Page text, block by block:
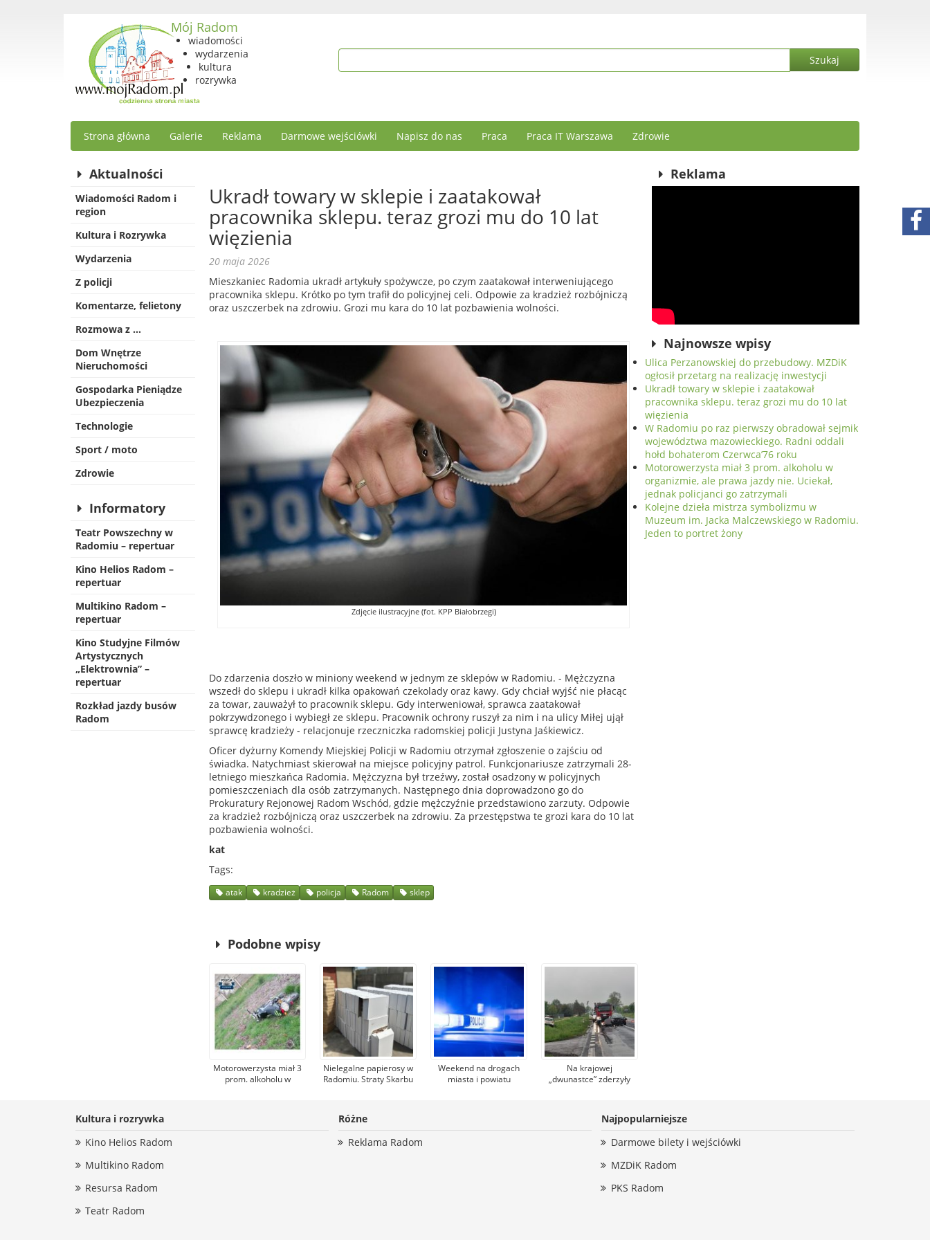
Mój Radom
wiadomości
wydarzenia
kultura
rozrywka
Strona główna Galerie Reklama Darmowe wejściówki Napisz do nas Praca Praca IT Warszawa Zdrowie
Aktualności
Wiadomości Radom i
region
Kultura i Rozrywka
Wydarzenia
Z policji
Komentarze, felietony
Rozmowa z …
Dom Wnętrze
Nieruchomości
Gospodarka Pieniądze
Ubezpieczenia
Technologie
Sport / moto
Zdrowie
Informatory
Teatr Powszechny w
Radomiu – repertuar
Kino Helios Radom –
repertuar
Multikino Radom –
repertuar
Kino Studyjne Filmów
Artystycznych
„Elektrownia” –
repertuar
Rozkład jazdy busów
Radom
Ukradł towary w sklepie i zaatakował
pracownika sklepu. teraz grozi mu do 10 lat
więzienia
20 maja 2026
Mieszkaniec Radomia ukradł artykuły spożywcze, po czym zaatakował interweniującego
pracownika sklepu. Krótko po tym trafił do policyjnej celi. Odpowie za kradzież rozbójniczą
oraz uszczerbek na zdrowiu. Grozi mu kara do 10 lat pozbawienia wolności.
Zdjęcie ilustracyjne (fot. KPP Białobrzegi)
Do zdarzenia doszło w miniony weekend w jednym ze sklepów w Radomiu. - Mężczyzna
wszedł do sklepu i ukradł kilka opakowań czekolady oraz kawy. Gdy chciał wyjść nie płacąc
za towar, zauważył to pracownik sklepu. Gdy interweniował, sprawca zaatakował
pokrzywdzonego i wybiegł ze sklepu. Pracownik ochrony ruszył za nim i na ulicy Miłej ujął
sprawcę kradzieży - relacjonuje rzeczniczka radomskiej policji Justyna Jaśkiewicz.
Oficer dyżurny Komendy Miejskiej Policji w Radomiu otrzymał zgłoszenie o zajściu od
świadka. Natychmiast skierował na miejsce policyjny patrol. Funkcjonariusze zatrzymali 28-
letniego mieszkańca Radomia. Mężczyzna był trzeźwy, został osadzony w policyjnych
pomieszczeniach dla osób zatrzymanych. Następnego dnia doprowadzono go do
Prokuratury Rejonowej Radom Wschód, gdzie mężczyźnie przedstawiono zarzuty. Odpowie
za kradzież rozbójniczą oraz uszczerbek na zdrowiu. Za przestępstwa te grozi kara do 10 lat
pozbawienia wolności.
kat
Tags
atak kradzież policja Radom sklep
Podobne wpisy
Motorowerzysta miał 3
prom. alkoholu w
Nielegalne papierosy w
Radomiu. Straty Skarbu
Weekend na drogach
miasta i powiatu
Na krajowej
„dwunastce” zderzyły
przewiezionych do
szpitala
Reklama
Najnowsze wpisy
Ulica Perzanowskiej do przebudowy. MZDiK
ogłosił przetarg na realizację inwestycji
Ukradł towary w sklepie i zaatakował
pracownika sklepu. teraz grozi mu do 10 lat
więzienia
W Radomiu po raz pierwszy obradował sejmik
województwa mazowieckiego. Radni oddali
hołd bohaterom Czerwca’76 roku
Motorowerzysta miał 3 prom. alkoholu w
organizmie, ale prawa jazdy nie. Uciekał,
jednak policjanci go zatrzymali
Kolejne dzieła mistrza symbolizmu w
Muzeum im. Jacka Malczewskiego w Radomiu.
Jeden to portret żony
Kultura i rozrywka
Kino Helios Radom
Multikino Radom
Resursa Radom
Teatr Radom
Różne
Reklama Radom
Najpopularniejsze
Darmowe bilety i wejściówki
MZDiK Radom
PKS Radom